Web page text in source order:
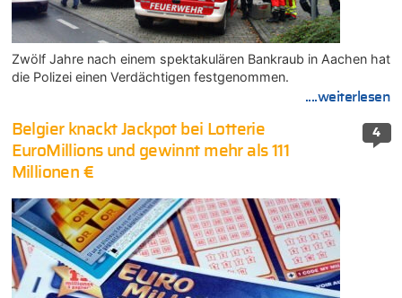
Zwölf Jahre nach einem spektakulären Bankraub in Aachen hat
die Polizei einen Verdächtigen festgenommen.
....weiterlesen
4
Belgier knackt Jackpot bei Lotterie
EuroMillions und gewinnt mehr als 111
Millionen €